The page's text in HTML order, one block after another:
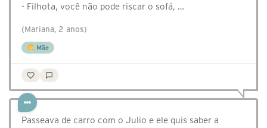
- Filhota, você não pode riscar o sofá, …
(Mariana, 2 anos)
Mãe
Passeava de carro com o Julio e ele quis saber a